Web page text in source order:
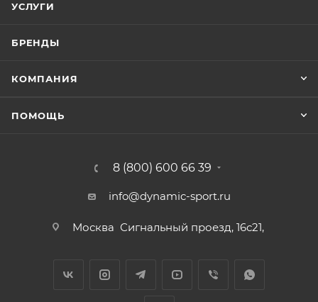
УСЛУГИ
БРЕНДЫ
КОМПАНИЯ
ПОМОЩЬ
8 (800) 600 66 39
info@dynamic-sport.ru
Москва Сигнальный проезд, 16с21,